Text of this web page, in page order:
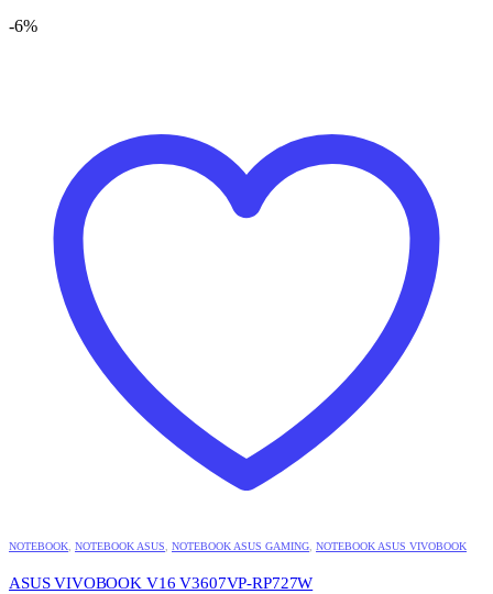
-6%
NOTEBOOK NOTEBOOK ASUS NOTEBOOK ASUS GAMING NOTEBOOK ASUS VIVOBOOK
ASUS VIVOBOOK V16 V3607VP-RP727W